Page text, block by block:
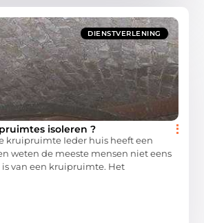
DIENSTVERLENING
isoleren ?
kruipruimte Ieder huis heeft een
weten de meeste mensen niet eens
van een kruipruimte. Het